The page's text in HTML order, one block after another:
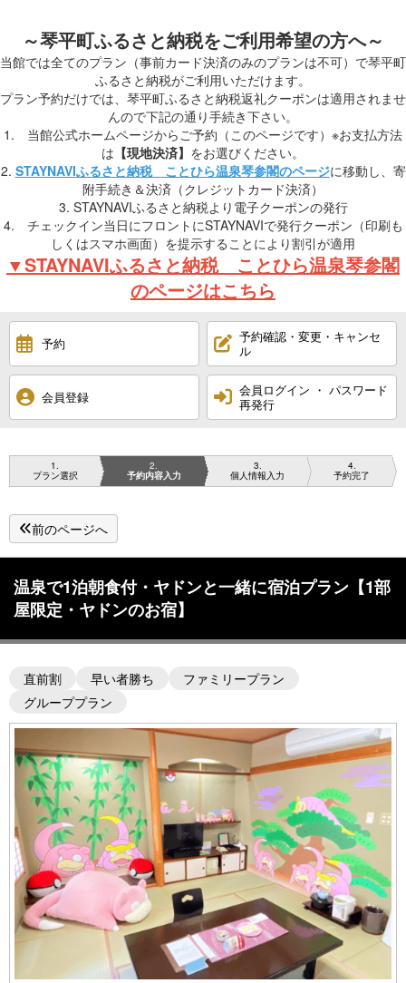
～琴平町ふるさと納税をご利用希望の方へ～
当館では全てのプラン（事前カード決済のみのプランは不可）で琴平町
ふるさと納税がご利用いただけます。
プラン予約だけでは、琴平町ふるさと納税返礼クーポンは適用されませ
んので下記の通り手続き下さい。
1. 当館公式ホームページからご予約（このページです）※お支払方法
は 【現地決済】 をお選びください。
2. STAYNAVIふるさと納税 ことひら温泉琴参閣のページに移動し、寄
附手続き＆決済（クレジットカード決済）
3. STAYNAVIふるさと納税より電子クーポンの発行
4. チェックイン当日にフロントにSTAYNAVIで発行クーポン（印刷も
しくはスマホ画面）を提示することにより割引が適用
▼STAYNAVIふるさと納税 ことひら温泉琴参閣
のページはこちら
予約
予約確認・変更・キャンセ
ル
会員登録
会員ログイン ・ パスワード
再発行
1
プラン選択
2
予約内容入力
3
個人情報入力
4
予約完了
前のページへ
温泉で1泊朝食付・ヤドンと一緒に宿泊プラン【1部
屋限定・ヤドンのお宿】
直前割 早い者勝ち
ファミリープラン
グループプラン